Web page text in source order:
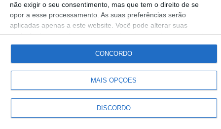
não exigir o seu consentimento, mas que tem o direito de se
opor a esse processamento. As suas preferências serão
aplicadas apenas a este website. Você pode alterar suas
preferências ou retirar seu consentimento a qualquer momento
voltando a este site e clicando no botão "Privacidade" na parte
MAIS OPÇÕES
DISCORDO
CONCORDO
Siga-nos
© Rádio Portalegre 2026 • Todos os direitos reservados